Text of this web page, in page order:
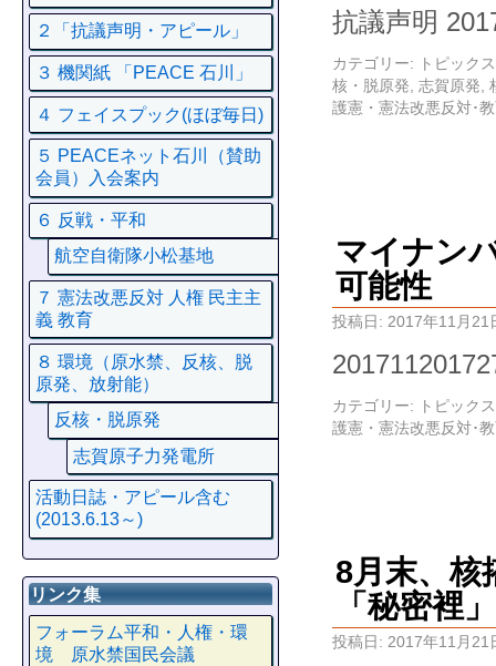
抗議声明
カテゴリー:
トピックス
核・脱原発 志賀原発
護憲・憲法改悪反対･
マイナン
可能性
投稿日: 2017年11月21
カテゴリー:
トピックス
護憲・憲法改悪反対･
8月末、核
「秘密裡
投稿日: 2017年11月21
２「抗議声明・アピール」
３ 機関紙 「PEACE 石川」
４ フェイスプック(ほぼ毎日)
５ PEACEネット石川（賛助
会員）入会案内
６ 反戦・平和
航空自衛隊小松基地
７ 憲法改悪反対 人権 民主主
義 教育
８ 環境（原水禁、反核、脱
原発、放射能）
反核・脱原発
志賀原子力発電所
活動日誌・アピール含む
(2013.6.13～)
リンク集
フォーラム平和・人権・環
境 原水禁国民会議